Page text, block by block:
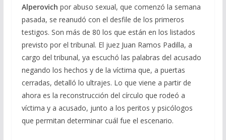
Alperovich por abuso sexual, que comenzó la semana
pasada, se reanudó con el desfile de los primeros
testigos. Son más de 80 los que están en los listados
previsto por el tribunal. El juez Juan Ramos Padilla, a
cargo del tribunal, ya escuchó las palabras del acusado
negando los hechos y de la víctima que, a puertas
cerradas, detalló lo ultrajes. Lo que viene a partir de
ahora es la reconstrucción del círculo que rodeó a
víctima y a acusado, junto a los peritos y psicólogos
que permitan determinar cuál fue el escenario.